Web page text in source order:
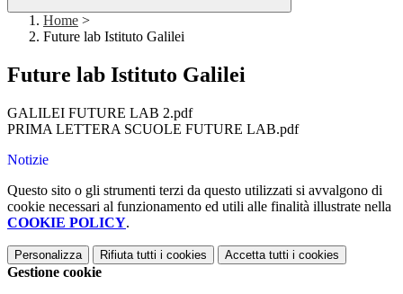
Home >
Future lab Istituto Galilei
Future lab Istituto Galilei
GALILEI FUTURE LAB 2.pdf
PRIMA LETTERA SCUOLE FUTURE LAB.pdf
Notizie
Questo sito o gli strumenti terzi da questo utilizzati si avvalgono di
cookie necessari al funzionamento ed utili alle finalità illustrate nella
COOKIE POLICY.
Personalizza Rifiuta tutti i cookies Accetta tutti i cookies
Gestione cookie